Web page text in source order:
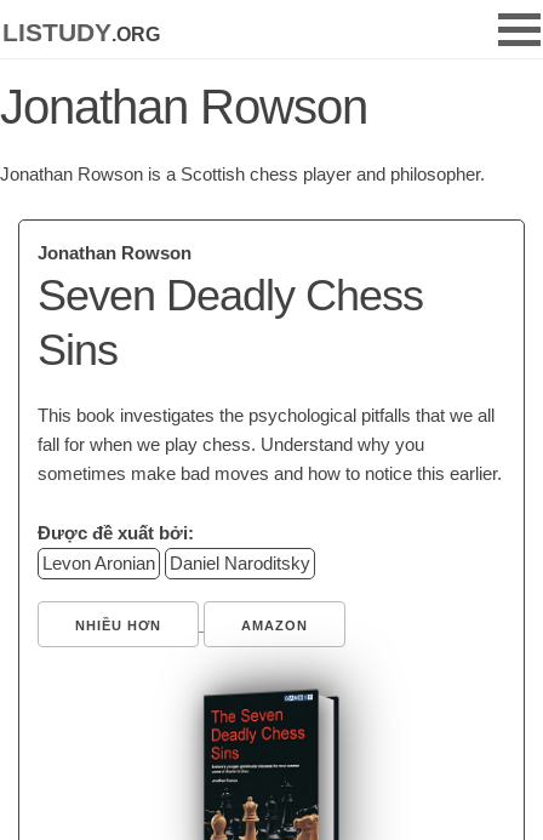
listudy.org
Jonathan Rowson
Jonathan Rowson is a Scottish chess player and philosopher.
Jonathan Rowson
Seven Deadly Chess
Sins
This book investigates the psychological pitfalls that we all
fall for when we play chess. Understand why you
sometimes make bad moves and how to notice this earlier.
Được đề xuất bởi:
Levon Aronian
Daniel Naroditsky
NHIỀU HƠN AMAZON